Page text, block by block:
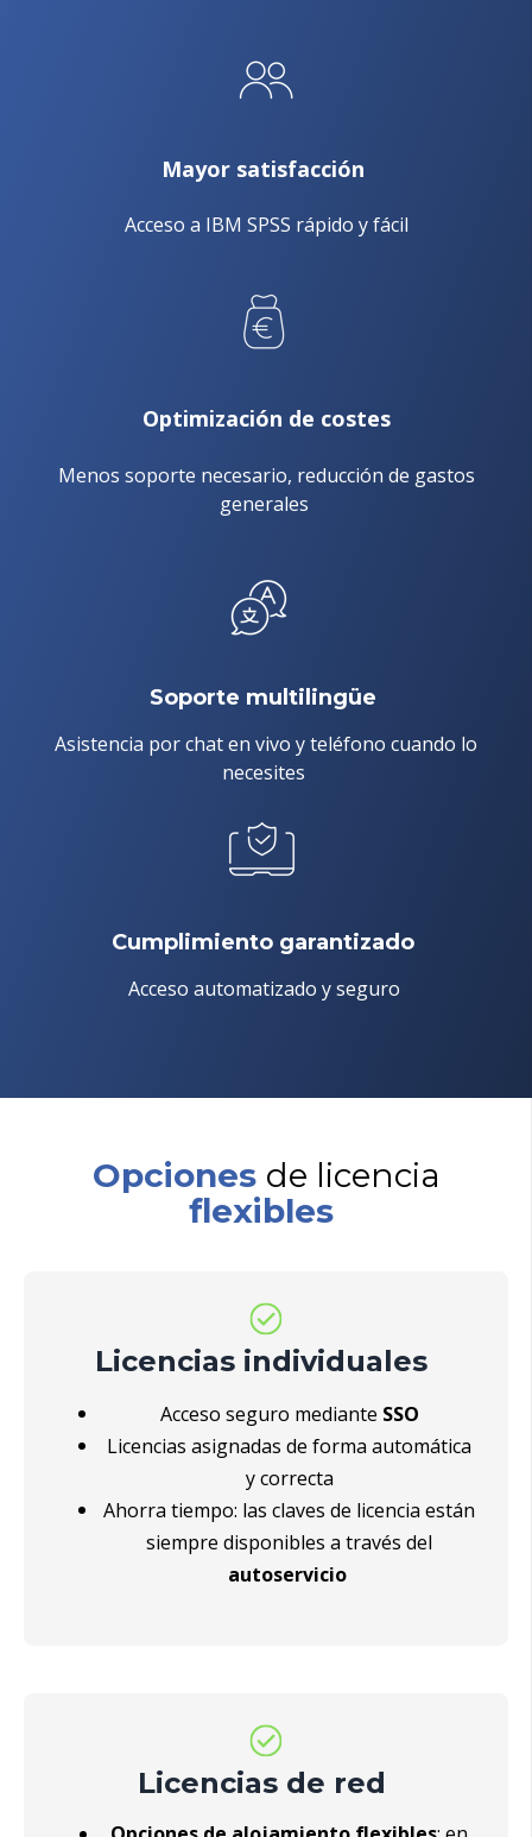
Mayor satisfacción
Acceso a IBM SPSS rápido y fácil
Optimización de costes
Menos soporte necesario, reducción de gastos
generales
Soporte multilingüe
Asistencia por chat en vivo y teléfono cuando lo
necesites
Cumplimiento garantizado
Acceso automatizado y seguro
Opciones de licencia
flexibles
Licencias individuales
Acceso seguro mediante SSO
Licencias asignadas de forma automática
y correcta
Ahorra tiempo: las claves de licencia están
siempre disponibles a través del
autoservicio
Licencias de red